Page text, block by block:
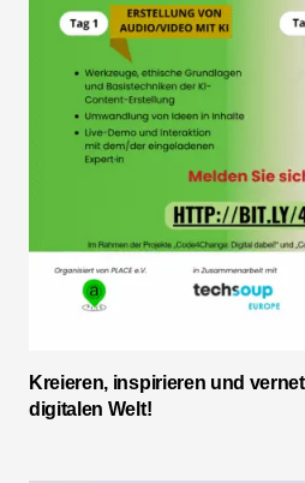
Kreieren, inspirieren und
digitalen Welt!